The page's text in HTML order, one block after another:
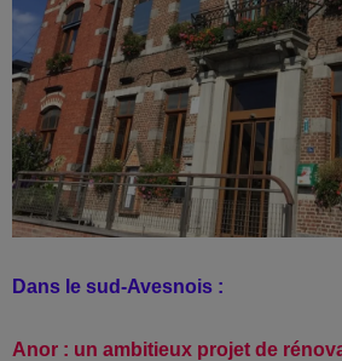
Dans le sud-Avesnois :
Anor : un ambitieux projet de